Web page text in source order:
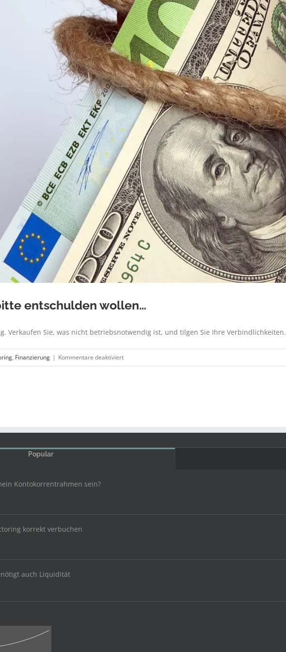
entschulden wollen…
Verkaufen Sie, was nicht betriebsnotwendig ist, und tilgen Sie Ihre Verbindlichkeiten.
, Finanzierung | Kommentare deaktiviertfür
Wenn
Popular
Kontokorrentrahmen sein?
korrekt verbuchen
auch Liquidität